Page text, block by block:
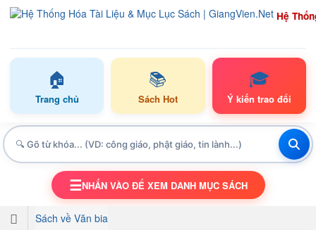
Hệ
🏠
Trang chủ
📚
Sách Hot
🎓
Ý kiến trao đổi
TOGGLE NAVIGATION
☰NHẤN VÀO ĐỂ XEM DANH MỤC SÁCH
Sách về Văn bia